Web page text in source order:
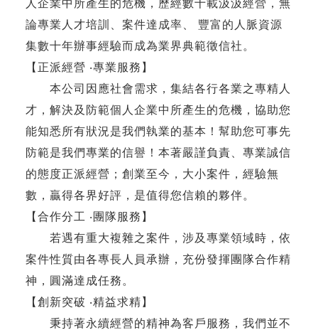
論專業人才培訓、案件達成率、 豐富的人脈資源
集數十年辦事經驗而成為業界典範徵信社。
【正派經營 ‧專業服務】
本公司因應社會需求，集結各行各業之專精人
才，解決及防範個人企業中所產生的危機，協助您
能知悉所有狀況是我們執業的基本！幫助您可事先
防範是我們專業的信譽！本著嚴謹負責、專業誠信
的態度正派經營；創業至今，大小案件，經驗無
數，贏得各界好評，是值得您信賴的夥伴。
【合作分工 ‧團隊服務】
若遇有重大複雜之案件，涉及專業領域時，依
案件性質由各專長人員承辦，充份發揮團隊合作精
神，圓滿達成任務。
【創新突破 ‧精益求精】
秉持著永續經營的精神為客戶服務，我們並不